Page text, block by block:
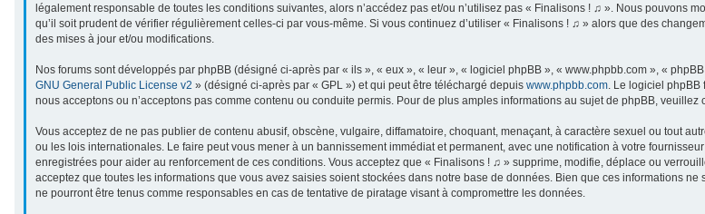
légalement responsable de toutes les conditions suivantes, alors n’accédez pas et/ou n’utilisez pas « Finalisons ! ♫ ». Nous pouvons
qu’il soit prudent de vérifier régulièrement celles-ci par vous-même. Si vous continuez d’utiliser « Finalisons ! ♫ » alors que des
des mises à jour et/ou modifications.
Nos forums sont développés par phpBB (désigné ci-après par « ils », « eux », « leur », « logiciel phpBB », « www.phpbb.com », «
GNU General Public License v2 » (désigné ci-après par « GPL ») et qui peut être téléchargé depuis www.phpbb.com. Le logiciel phpBB
nous acceptons ou n’acceptons pas comme contenu ou conduite permis. Pour de plus amples informations au sujet de phpBB, veuillez
Vous acceptez de ne pas publier de contenu abusif, obscène, vulgaire, diffamatoire, choquant, menaçant, à caractère sexuel ou tout
ou les lois internationales. Le faire peut vous mener à un bannissement immédiat et permanent, avec une notification à votre
enregistrées pour aider au renforcement de ces conditions. Vous acceptez que « Finalisons ! ♫ » supprime, modifie, déplace ou
acceptez que toutes les informations que vous avez saisies soient stockées dans notre base de données. Bien que ces informations
ne pourront être tenus comme responsables en cas de tentative de piratage visant à compromettre les données.